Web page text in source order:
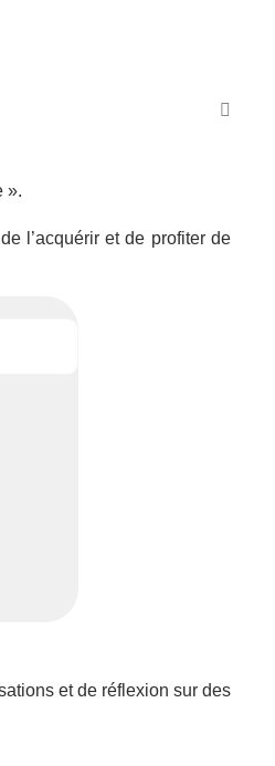
».
l’acquérir et de profiter de
et de réflexion sur des